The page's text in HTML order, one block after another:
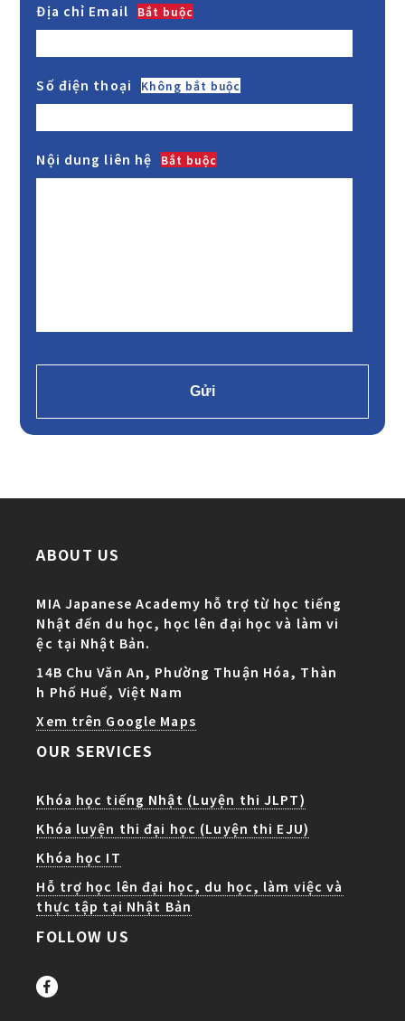
Địa chỉ Email Bắt buộc
Số điện thoại Không bắt buộc
Nội dung liên hệ Bắt buộc
ABOUT US
MIA Japanese Academy hỗ trợ từ học tiếng
Nhật đến du học, học lên đại học và làm vi
ệc tại Nhật Bản.
14B Chu Văn An, Phường Thuận Hóa, Thàn
h Phố Huế, Việt Nam
Xem trên Google Maps
OUR SERVICES
Khóa học tiếng Nhật (Luyện thi JLPT)
Khóa luyện thi đại học (Luyện thi EJU)
Khóa học IT
Hỗ trợ học lên đại học, du học, làm việc và
thực tập tại Nhật Bản
FOLLOW US